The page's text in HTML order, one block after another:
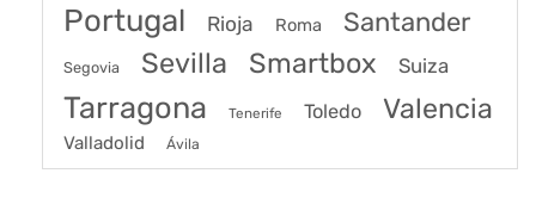
Portugal Rioja Roma Santander
Segovia Sevilla Smartbox Suiza
Tarragona Tenerife Toledo Valencia
Valladolid Ávila